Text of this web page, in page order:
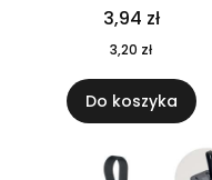
3,94 zł
3,20 zł
Do koszyka